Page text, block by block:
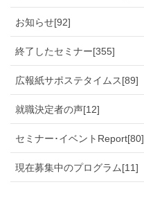
お知らせ[92]
終了したセミナー[355]
広報紙サポステタイムス[89]
就職決定者の声[12]
セミナー･イベントReport[80]
現在募集中のプログラム[11]